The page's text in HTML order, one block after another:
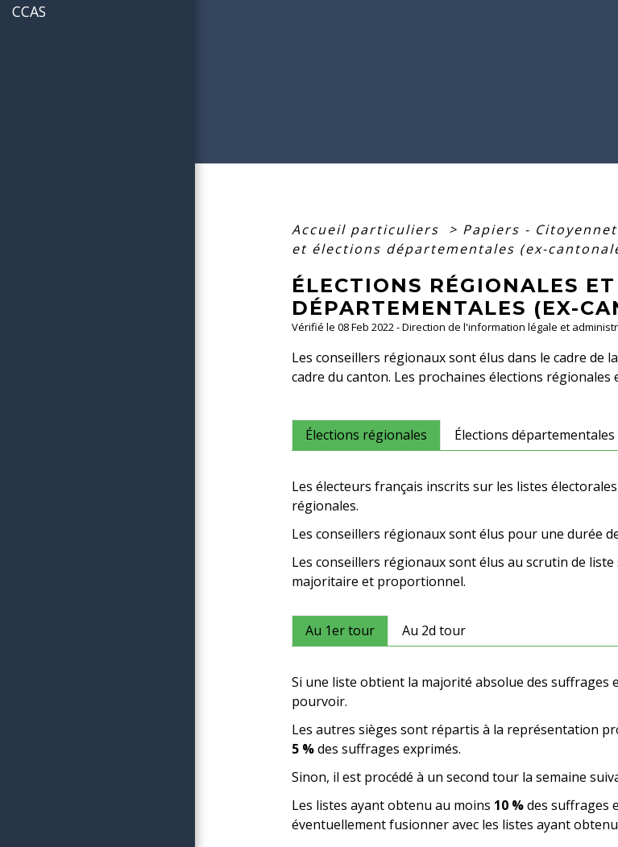
CCAS
Accueil particuliers > Papiers -
et élections départementales (ex-
ÉLECTIONS RÉGIONALES
DÉPARTEMENTALES (EX-
Vérifié le 08 Feb 2022 - Direction de l'information légale et
Les conseillers régionaux sont élus dans le cadre de
cadre du canton. Les prochaines élections
Élections régionales Élections départementales
Les électeurs français inscrits sur les listes
régionales.
Les conseillers régionaux sont élus pour une durée
Les conseillers régionaux sont élus au scrutin de
majoritaire et proportionnel.
Au 1er tour Au 2d tour
Si une liste obtient la majorité absolue des suffrages
pourvoir.
Les autres sièges sont répartis à la représentation
5 %des suffrages exprimés.
Sinon, il est procédé à un second tour la semaine
Les listes ayant obtenu au moins 10 %des suffrages
éventuellement fusionner avec les listes ayant